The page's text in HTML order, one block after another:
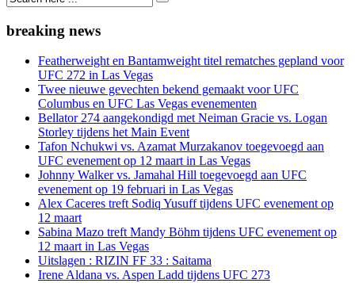
breaking news
Featherweight en Bantamweight titel rematches gepland voor
UFC 272 in Las Vegas
Twee nieuwe gevechten bekend gemaakt voor UFC
Columbus en UFC Las Vegas evenementen
Bellator 274 aangekondigd met Neiman Gracie vs. Logan
Storley tijdens het Main Event
Tafon Nchukwi vs. Azamat Murzakanov toegevoegd aan
UFC evenement op 12 maart in Las Vegas
Johnny Walker vs. Jamahal Hill toegevoegd aan UFC
evenement op 19 februari in Las Vegas
Alex Caceres treft Sodiq Yusuff tijdens UFC evenement op
12 maart
Sabina Mazo treft Mandy Böhm tijdens UFC evenement op
12 maart in Las Vegas
Uitslagen : RIZIN FF 33 : Saitama
Irene Aldana vs. Aspen Ladd tijdens UFC 273